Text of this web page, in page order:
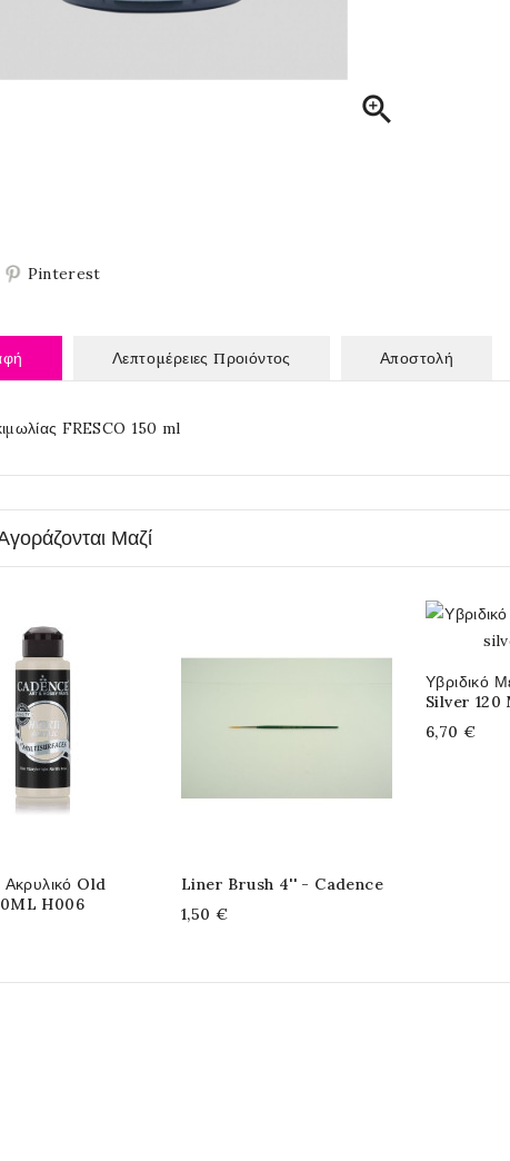

Pinterest
Λεπτομέρειες Προιόντος Αποστολή
FRESCO 150 ml
Μαζί
Ακρυλικό Old
H006
Liner Brush 4'' - Cadence
1,50 €
Υβριδικό
Silver 120
6,70 €